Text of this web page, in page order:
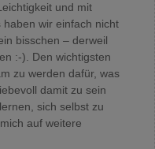
und mit
wir einfach nicht
bisschen – derweil
:-). Den wichtigsten
zu werden dafür, was
damit zu sein
sich selbst zu
auf weitere